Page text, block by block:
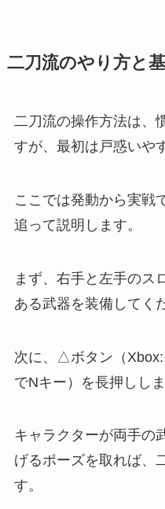
二刀流のやり方と
二刀流の操作方法は、
すが、最初は戸惑いや
ここでは発動から実戦
追って説明します。
まず、右手と左手のス
ある武器を装備してく
次に、△ボタン（Xbox:
でNキー）を長押ししま
キャラクターが両手の
げるポーズを取れば、
す。